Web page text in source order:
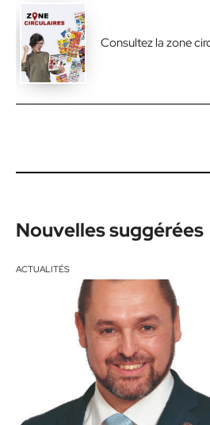
Consultez la zone
Nouvelles suggérées
ACTUALITÉS